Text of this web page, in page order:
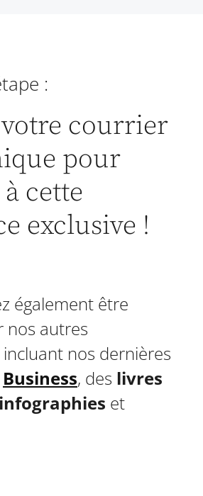
:
courrier
pour
cette
exclusive !
également être
nos autres
nos dernières
Business, des livres
infographies et